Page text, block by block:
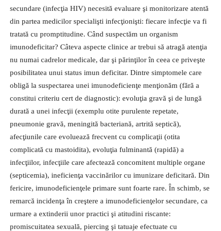
secundare (in­fecţia HIV) necesită evaluare şi monitorizare atentă
din partea medicilor specialişti infecţionişti: fiecare infecţie va fi
tratată cu promptitudine. Când suspectăm un organism
imunodeficitar? Câteva aspecte clinice ar trebui să atragă atenţia
nu numai cadrelor medicale, dar şi părinţilor în ceea ce priveşte
posibilitatea unui status imun deficitar. Dintre simptomele care
obligă la suspectarea unei imu­nodeficienţe menţionăm (fără a
constitui criteriu cert de diag­nostic): evoluţia gravă şi de lungă
durată a unei infecţii (exemplu otite purulente repetate,
pneumonie gravă, meningită bacteriană, artrită septică),
afecţiunile care evoluează frecvent cu complicaţii (otita
complicată cu mastoidita), evoluţia fulminantă (rapidă) a
infecţiilor, infecţiile care afectează concomi­tent multiple organe
(septicemia), ineficienţa vaccinărilor cu imu­nizare deficitară. Din
fericire, imunodeficienţele primare sunt foarte rare. În schimb, se
remarcă incidenţa în creştere a imuno­deficienţelor secundare, ca
urmare a extinderii unor practici şi atitudini riscante:
promiscuitatea sexuală, piercing şi tatuaje efectuate cu